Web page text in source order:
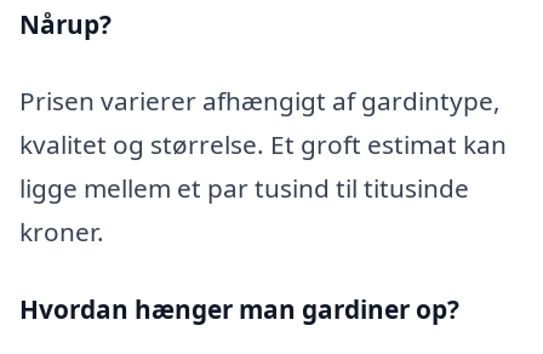
Nårup?
Prisen varierer afhængigt af gardintype,
kvalitet og størrelse. Et groft estimat kan
ligge mellem et par tusind til titusinde
kroner.
Hvordan hænger man gardiner op?